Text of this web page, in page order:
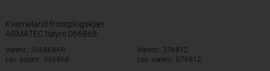
Kverneland frontplogskjær
ARMATEC høyre 066868
Varenr.: 366868AR
Lev. varenr.: 066868
Varenr.: 376812
Lev. varenr.: 076812